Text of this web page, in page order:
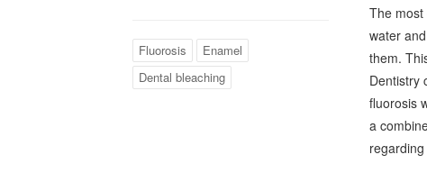
Fluorosis
Enamel
Dental bleaching
The
water
them.
Dentistry
fluorosis
a